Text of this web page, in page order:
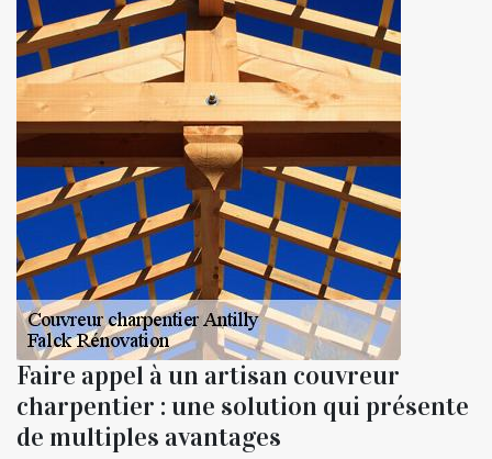
Faire appel à un artisan couvreur
charpentier : une solution qui présente
de multiples avantages